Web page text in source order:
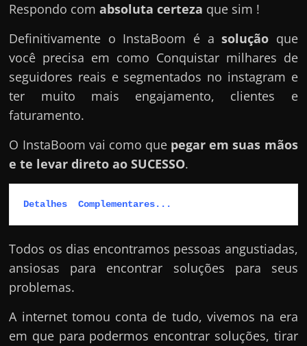
Respondo comabsoluta certeza que sim !
Definitivamente o InstaBoom é asolução que
você precisa em como Conquistar milhares de
seguidores reais e segmentados no instagram e
ter muito mais engajamento, clientes e
faturamento.
O InstaBoom vai como que pegar em suas mãos
e te levar direto ao SUCESSO.
Detalhes  Complementares...
Todos os dias encontramos pessoas angustiadas,
ansiosas para encontrar soluções para seus
problemas.
A internet tomou conta de tudo, vivemos na era
em que para podermos encontrar soluções, tirar